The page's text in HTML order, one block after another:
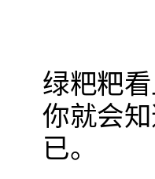
绿粑粑
你就会
已。